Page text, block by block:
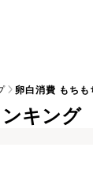
卵白消費 もち
キング